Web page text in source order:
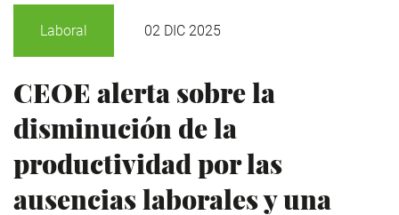
Laboral 02 DIC 2025
CEOE alerta sobre la
disminución de la
productividad por las
ausencias laborales y una